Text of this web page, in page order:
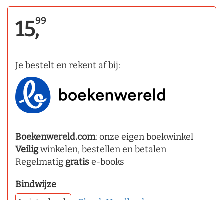
15,99
Je bestelt en rekent af bij:
Boekenwereld.com: onze eigen boekwinkel
Veiligwinkelen, bestellen en betalen
Regelmatig gratise-books
Bindwijze